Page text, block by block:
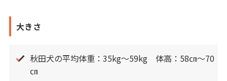
大きさ
秋田犬の平均体重：35kg～59kg 体高：58㎝～70
㎝